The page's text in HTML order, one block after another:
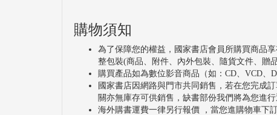
購物須知
為了保障您的權益，國家書店會員所購買商品
整包裝(商品、附件、內外包裝、隨貨文件、贈
購買產品如為數位影音商品（如：CD、VCD
國家書店因網路與門市共同銷售，若在您完成
關亦無庫存可供銷售，缺書部份我們將為您進行
海外購書運費一律另行報價 ，當您進購物車下